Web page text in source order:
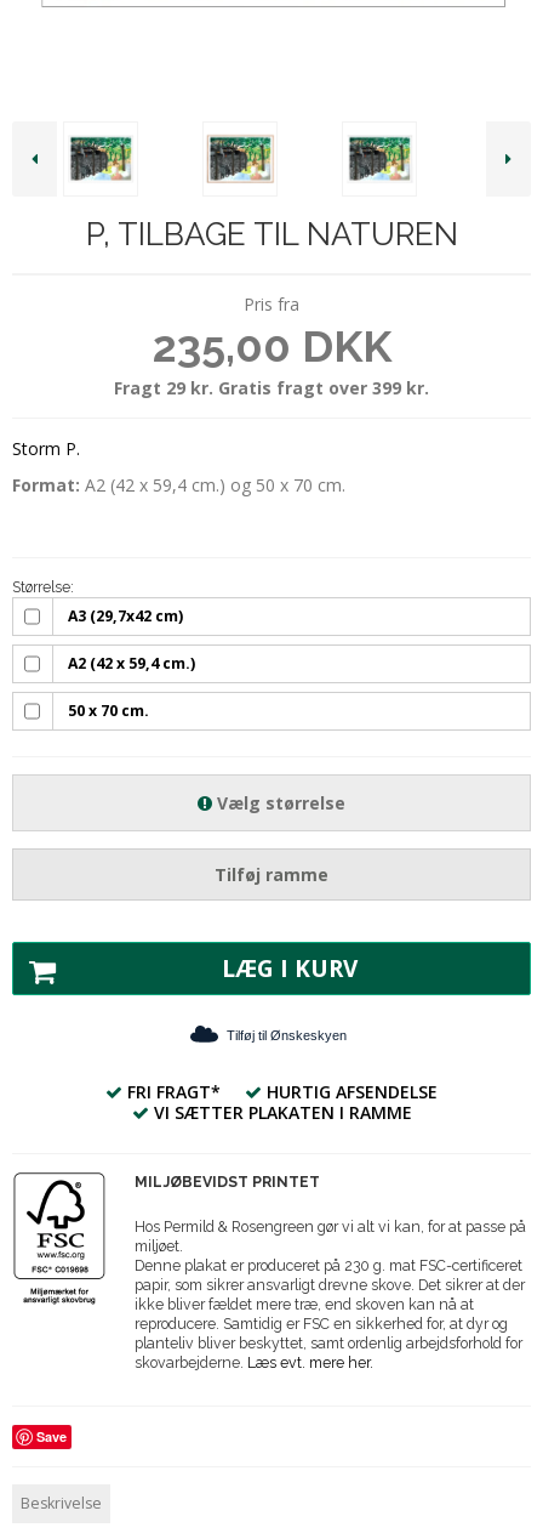
P, TILBAGE TIL NATUREN
Pris fra
235,00 DKK
Fragt 29 kr. Gratis fragt over 399 kr.
Storm P.
Format: A2 (42 x 59,4 cm.) og 50 x 70 cm.
Størrelse:
A3 (29,7x42 cm)
A2 (42 x 59,4 cm.)
50 x 70 cm.
Vælg størrelse
Tilføj ramme
LÆG I KURV
Tilføj til Ønskeskyen
FRI FRAGT*
HURTIG AFSENDELSE
VI SÆTTER PLAKATEN I RAMME
MILJØBEVIDST PRINTET
Hos Permild & Rosengreen gør vi alt vi kan, for at passe på
miljøet.
Denne plakat er produceret på 230 g. mat FSC-certificeret
papir, som sikrer ansvarligt drevne skove. Det sikrer at der
ikke bliver fældet mere træ, end skoven kan nå at
reproducere. Samtidig er FSC en sikkerhed for, at dyr og
planteliv bliver beskyttet, samt ordenlig arbejdsforhold for
skovarbejderne. Læs evt. mere her.
Save
Beskrivelse